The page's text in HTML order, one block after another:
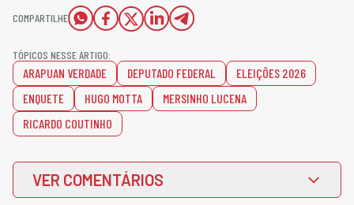
COMPARTILHE
TÓPICOS NESSE ARTIGO:
ARAPUAN VERDADE DEPUTADO FEDERAL
ELEIÇÕES 2026
ENQUETE
HUGO MOTTA
MERSINHO LUCENA
RICARDO COUTINHO
VER COMENTÁRIOS